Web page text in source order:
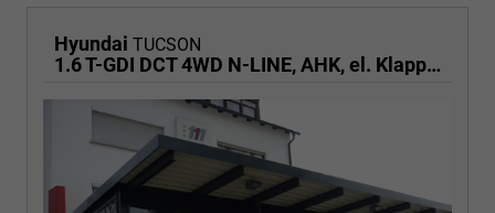
Hyundai TUCSON
1.6 T-GDI DCT 4WD N-LINE, AHK, el. Klappe, Teilleder, Navi, Kamera, ACC